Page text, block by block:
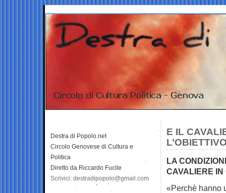
E IL
LA
CAVALIERE IN
«Perchè hanno
Destra di Popolo.net
Circolo Genovese di Cultura e
Politica
Diretto da Riccardo Fucile
Scrivici: destradipopolo@gmail.com